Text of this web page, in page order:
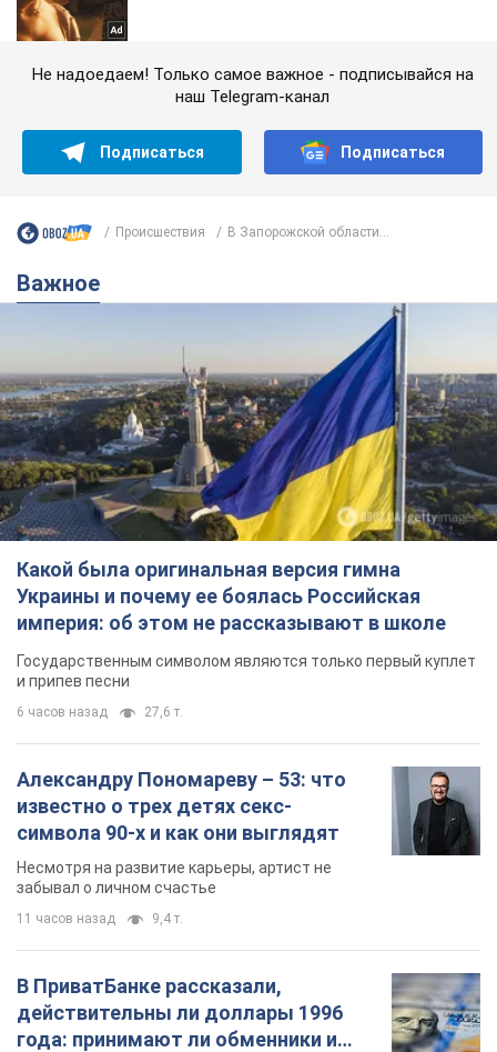
Не надоедаем! Только самое важное - подписывайся на
наш Telegram-канал
Подписаться Подписаться
Происшествия В Запорожской области...
Важное
Какой была оригинальная версия гимна
Украины и почему ее боялась Российская
империя: об этом не рассказывают в школе
Государственным символом являются только первый куплет
и припев песни
6 часов назад 27,6 т.
Александру Пономареву – 53: что
известно о трех детях секс-
символа 90-х и как они выглядят
Несмотря на развитие карьеры, артист не
забывал о личном счастье
11 часов назад 9,4 т.
В ПриватБанке рассказали,
действительны ли доллары 1996
года: принимают ли обменники и